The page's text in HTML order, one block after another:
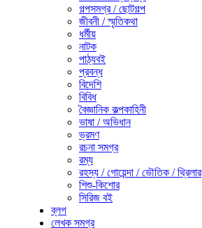
গল্পসমগ্র / ছোটগল্প
জীবনী / স্মৃতিকথা
ধর্মীয়
নাটক
পাঠ্যবই
প্রবন্ধ
বিদেশি
বিবিধ
বৈজ্ঞানিক কল্পকাহিনী
ভাষা / অভিধান
ভ্রমণ
রচনা সমগ্র
রম্য
রহস্য / গোয়েন্দা / ভৌতিক / থ্রিলার
শিশু-কিশোর
সিরিজ বই
ব্লগ
লেখক সমগ্র